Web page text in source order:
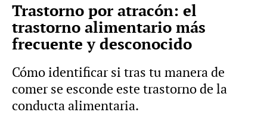
Trastorno por atracón: el
trastorno alimentario más
frecuente y desconocido
Cómo identificar si tras tu manera de
comer se esconde este trastorno de la
conducta alimentaria.